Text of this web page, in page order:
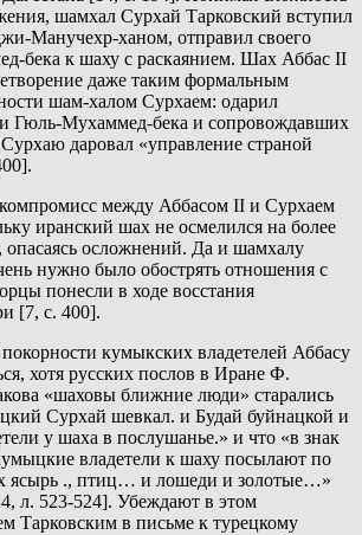
шамхал Сурхай Тарковский вступил
Манучехр-ханом, отправил своего
бека к шаху с раскаянием. Шах Аббас II
даже таким формальным
шам-халом Сурхаем: одарил
Гюль-Мухаммед-бека и сопровождавших
даровал «управление страной
между Аббасом II и Сурхаем
иранский шах не осмелился на более
осложнений. Да и шамхалу
нужно было обострять отношения с
понесли в ходе восстания
[7, с. 400].
кумыкских владетелей Аббасу
хотя русских послов в Иране Ф.
«шаховы ближние люди» старались
Сурхай шевкал. и Будай буйнацкой и
у шаха в послушанье.» и что «в знак
владетели к шаху посылают по
ясырь ., птиц… и лошеди и золотые…»
л. 523-524]. Убеждают в этом
Тарковским в письме к турецкому